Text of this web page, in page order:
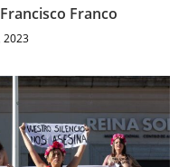
Franco
2023